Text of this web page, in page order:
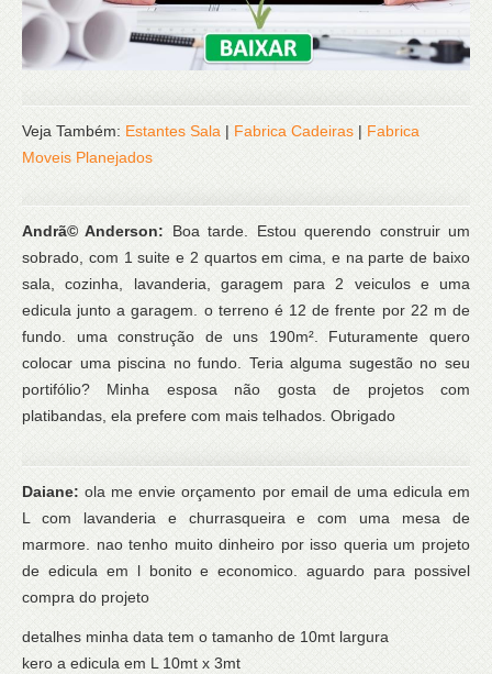
Veja Também: Estantes Sala | Fabrica Cadeiras | Fabrica
Moveis Planejados
Andrã© Anderson: Boa tarde. Estou querendo construir um
sobrado, com 1 suite e 2 quartos em cima, e na parte de baixo
sala, cozinha, lavanderia, garagem para 2 veiculos e uma
edicula junto a garagem. o terreno é 12 de frente por 22 m de
fundo. uma construção de uns 190m². Futuramente quero
colocar uma piscina no fundo. Teria alguma sugestão no seu
portifólio? Minha esposa não gosta de projetos com
platibandas, ela prefere com mais telhados. Obrigado
Daiane:ola me envie orçamento por email de uma edicula em
L com lavanderia e churrasqueira e com uma mesa de
marmore. nao tenho muito dinheiro por isso queria um projeto
de edicula em l bonito e economico. aguardo para possivel
compra do projeto
detalhes minha data tem o tamanho de 10mt largura
kero a edicula em L 10mt x 3mt